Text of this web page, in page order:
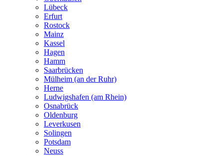
Lübeck
Erfurt
Rostock
Mainz
Kassel
Hagen
Hamm
Saarbrücken
Mülheim (an der Ruhr)
Herne
Ludwigshafen (am Rhein)
Osnabrück
Oldenburg
Leverkusen
Solingen
Potsdam
Neuss